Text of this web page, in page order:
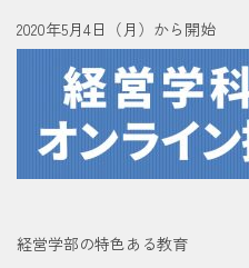
2020年5月4日（月）から開始
経営学部の特色ある教育